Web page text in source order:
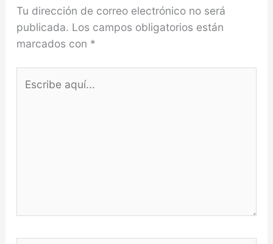
Tu dirección de correo electrónico no será
publicada. Los campos obligatorios están
marcados con *
aquí...